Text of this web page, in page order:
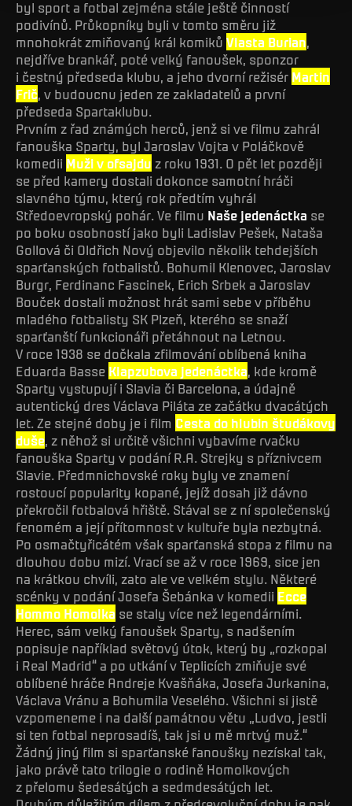
byl sport a fotbal zejména stále ještě činností
podivínů. Průkopníky byli v tomto směru již
mnohokrát zmiňovaný král komiků Vlasta Burian,
nejdříve brankář, poté velký fanoušek, sponzor
i čestný předseda klubu, a jeho dvorní režisér Martin
Frič, v budoucnu jeden ze zakladatelů a první
předseda Spartaklubu.
Prvním z řad známých herců, jenž si ve filmu zahrál
fanouška Sparty, byl Jaroslav Vojta v Poláčkově
komedii Muži v ofsajdu z roku 1931. O pět let později
se před kamery dostali dokonce samotní hráči
slavného týmu, který rok předtím vyhrál
Středoevropský pohár. Ve filmu Naše jedenáctka se
po boku osobností jako byli Ladislav Pešek, Nataša
Gollová či Oldřich Nový objevilo několik tehdejších
sparťanských fotbalistů. Bohumil Klenovec, Jaroslav
Burgr, Ferdinanc Fascinek, Erich Srbek a Jaroslav
Bouček dostali možnost hrát sami sebe v příběhu
mladého fotbalisty SK Plzeň, kterého se snaží
sparťanští funkcionáři přetáhnout na Letnou.
V roce 1938 se dočkala zfilmování oblíbená kniha
Eduarda Basse Klapzubova jedenáctka, kde kromě
Sparty vystupují i Slavia či Barcelona, a údajně
autentický dres Václava Piláta ze začátku dvacátých
let. Ze stejné doby je i film Cesta do hlubin študákovy
duše, z něhož si určitě všichni vybavíme rvačku
fanouška Sparty v podání R.A. Strejky s příznivcem
Slavie. Předmnichovské roky byly ve znamení
rostoucí popularity kopané, jejíž dosah již dávno
překročil fotbalová hřiště. Stával se z ní společenský
fenomém a její přítomnost v kultuře byla nezbytná.
Po osmačtyřicátém však sparťanská stopa z filmu na
dlouhou dobu mizí. Vrací se až v roce 1969, sice jen
na krátkou chvíli, zato ale ve velkém stylu. Některé
scénky v podání Josefa Šebánka v komedii Ecce
Hommo Homolka se staly více než legendárními.
Herec, sám velký fanoušek Sparty, s nadšením
popisuje například světový útok, který by „rozkopal
i Real Madrid“ a po utkání v Teplicích zmiňuje své
oblíbené hráče Andreje Kvašňáka, Josefa Jurkanina,
Václava Vránu a Bohumila Veselého. Všichni si jistě
vzpomeneme i na další památnou větu „Ludvo, jestli
si ten fotbal neprosadíš, tak jsi u mě mrtvý muž.“
Žádný jiný film si sparťanské fanoušky nezískal tak,
jako právě tato trilogie o rodině Homolkových
z přelomu šedesátých a sedmdesátých let.